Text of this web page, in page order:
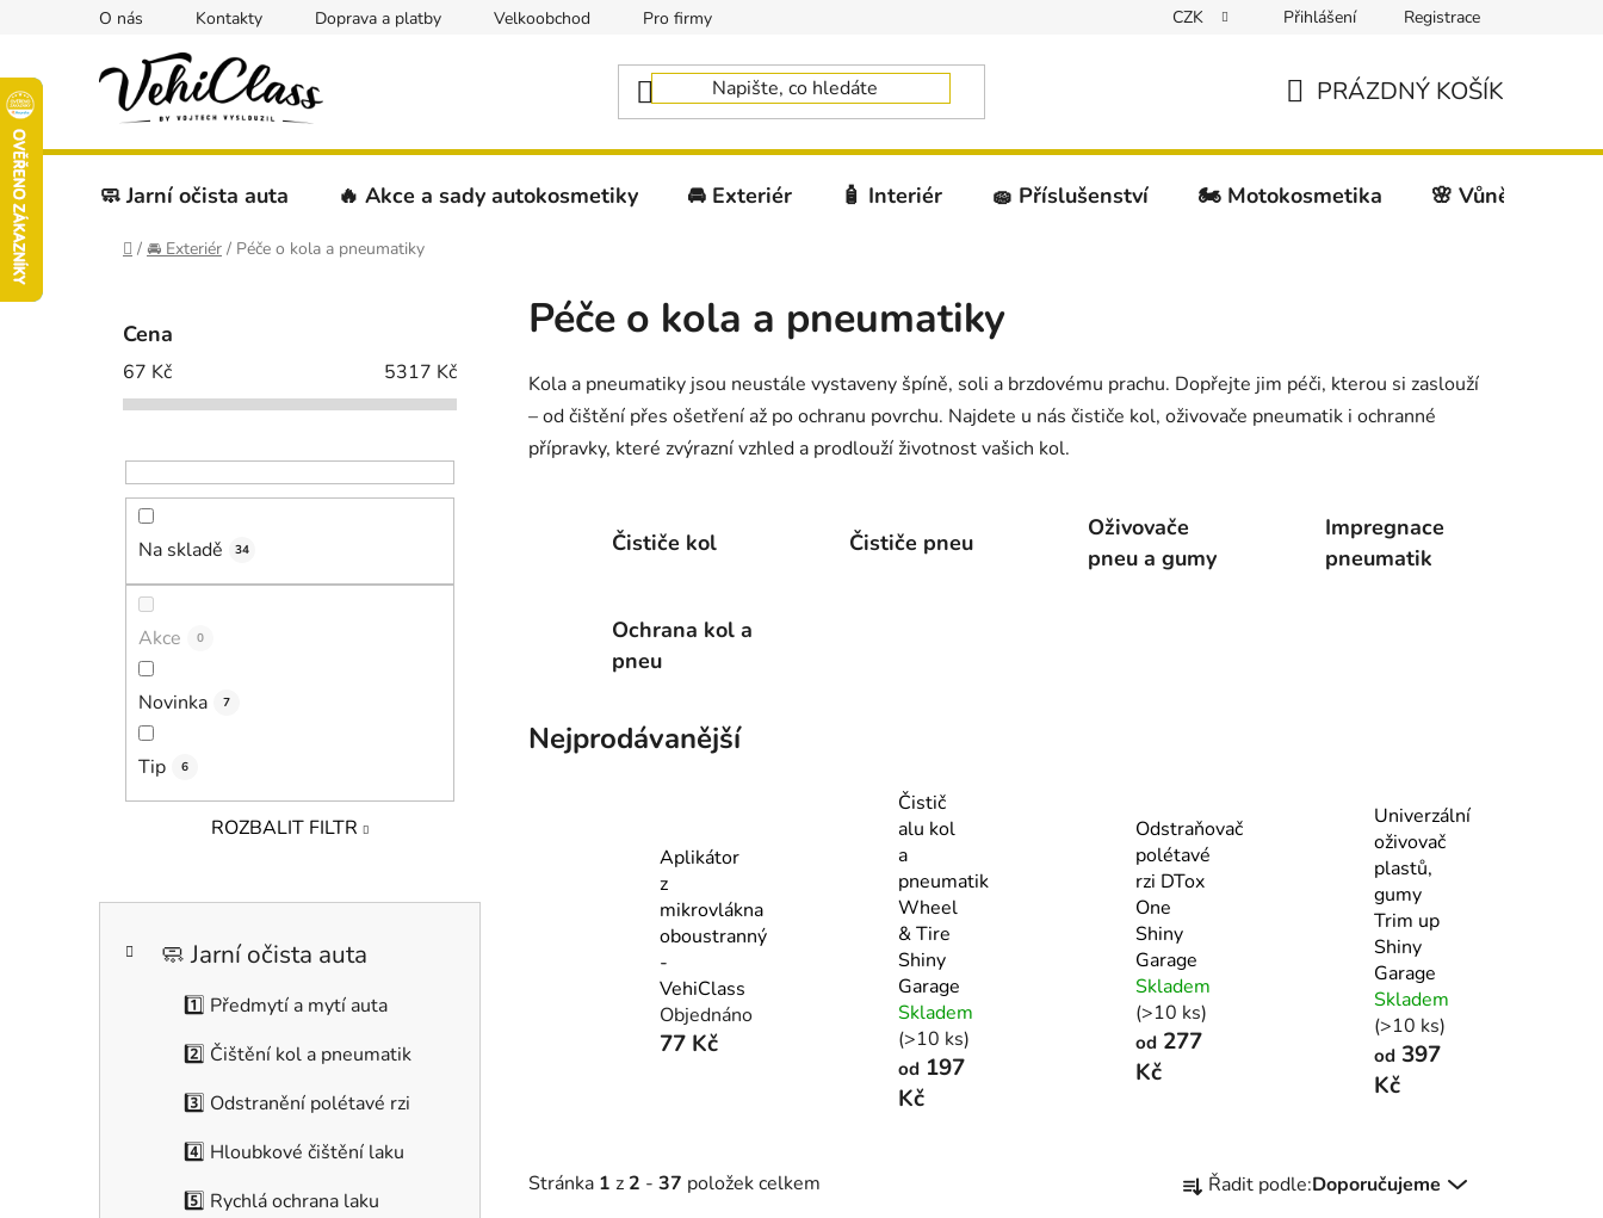
O nás Kontakty Doprava a platby Velkoobchod Pro firmy CZK Přihlášení Registrace
PRÁZDNÝ KOŠÍK
🧼 Jarní očista auta 🔥 Akce a sady autokosmetiky 🚘 Exteriér 🧴 Interiér 🧽 Příslušenství 🏍️ Motokosmetika 🌸 Vůně do auta
Domů
/ 🚘 Exteriér / Péče o kola a pneumatiky
Cena
67 Kč 5317 Kč
Na skladě 34
Akce 0
Novinka 7
Tip 6
ROZBALIT FILTR
kategorie
K
🧼 Jarní očista auta
1️⃣ Předmytí a mytí auta
2️⃣ Čištění kol a pneumatik
3️⃣ Odstranění polétavé rzi
4️⃣ Hloubkové čištění laku
5️⃣ Rychlá ochrana laku
Péče o kola a pneumatiky
Kola a pneumatiky jsou neustále vystaveny špíně, soli a brzdovému prachu. Dopřejte jim péči, kterou si zaslouží
– od čištění přes ošetření až po ochranu povrchu. Najdete u nás čističe kol, oživovače pneumatik i ochranné
přípravky, které zvýrazní vzhled a prodlouží životnost vašich kol.
Čističe kol Čističe pneu
Oživovače
pneu a gumy
Impregnace
pneumatik
Ochrana kol a
pneu
Nejprodávanější
Aplikátor
z
mikrovlákna
oboustranný
-
VehiClass
Objednáno
77 Kč
Čistič
alu kol
a
pneumatik
Wheel
& Tire
Shiny
Garage
Skladem
(>10 ks)
od197
Kč
Odstraňovač
polétavé
rzi DTox
One
Shiny
Garage
Skladem
(>10 ks)
od 277
Kč
Univerzální
oživovač
plastů,
gumy
Trim up
Shiny
Garage
Skladem
(>10 ks)
od397
Kč
Stránka 1 z 2 - 37 položek celkem
a Řadit podle:Doporučujeme